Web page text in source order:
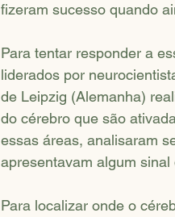
fizeram sucesso quando
Para tentar responder a
liderados por
de Leipzig (Alemanha)
do cérebro que são
essas áreas, analisaram
apresentavam algum
Para localizar onde o